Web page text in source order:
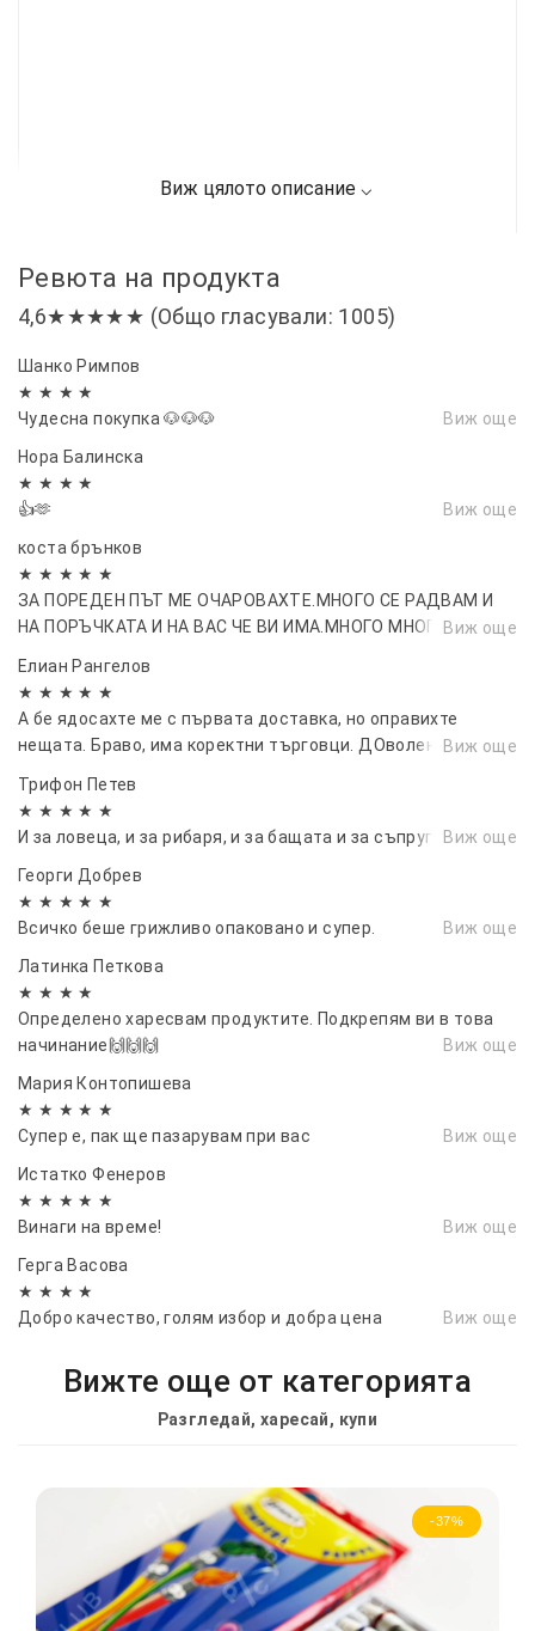
Ревюта на продукта
4,6★★★★★ (Общо гласували: 1005)
Шанко Римпов
★ ★ ★ ★
Чудесна покупка 🐶🐶🐶
Виж още
Нора Балинска
★ ★ ★ ★
👍🫶
Виж още
коста брънков
★ ★ ★ ★ ★
ЗА ПОРЕДЕН ПЪТ МЕ ОЧАРОВАХТЕ.МНОГО СЕ РАДВАМ И
НА ПОРЪЧКАТА И НА ВАС ЧЕ ВИ ИМА.МНОГО МНОГОВиж още
Елиан Рангелов
★ ★ ★ ★ ★
А бе ядосахте ме с първата доставка, но оправихте
нещата. Браво, има коректни търговци. ДОволен съм от
Виж още
Трифон Петев
★ ★ ★ ★ ★
И за ловеца, и за рибаря, и за бащата и за съпруга…Виж още
Георги Добрев
★ ★ ★ ★ ★
Всичко беше грижливо опаковано и супер.
Виж още
Латинка Петкова
★ ★ ★ ★
Определено харесвам продуктите. Подкрепям ви в това
начинание🙌🙌🙌
Виж още
Мария Контопишева
★ ★ ★ ★ ★
Супер е, пак ще пазарувам при вас
Виж още
Истатко Фенеров
★ ★ ★ ★ ★
Винаги на време!
Виж още
Герга Васовa
★ ★ ★ ★
Добро качество, голям избор и добра цена
Виж още
Вижте още от категорията
Разгледай, харесай, купи
-37%